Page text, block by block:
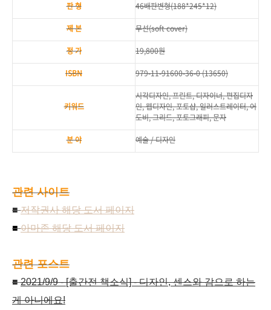
판 형 46배판변형(188*245*12)
제 본 무선(soft cover)
정 가 19,800원
ISBN 979-11-91600-36-0 (13650)
키워드
시각디자인, 프린트, 디자이너, 편집디자
인, 웹디자인, 포토샵, 일러스트레이터, 어
도비, 그리드, 포토그래피, 문자
분 야 예술 / 디자인
관련 사이트
■저작권사 해당 도서 페이지
■ 아마존 해당 도서 페이지
관련 포스트
■2021/9/9 - [출간전 책소식] - 디자인, 센스와 감으로 하는
게 아니에요!